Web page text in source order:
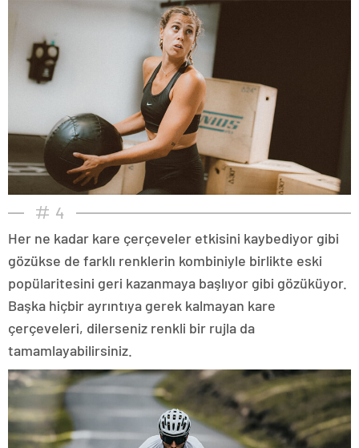
4
Her ne kadar kare çerçeveler etkisini kaybediyor gibi
gözükse de farklı renklerin kombiniyle birlikte eski
popülaritesini geri kazanmaya başlıyor gibi gözüküyor.
Başka hiçbir ayrıntıya gerek kalmayan kare
çerçeveleri, dilerseniz renkli bir rujla da
tamamlayabilirsiniz.